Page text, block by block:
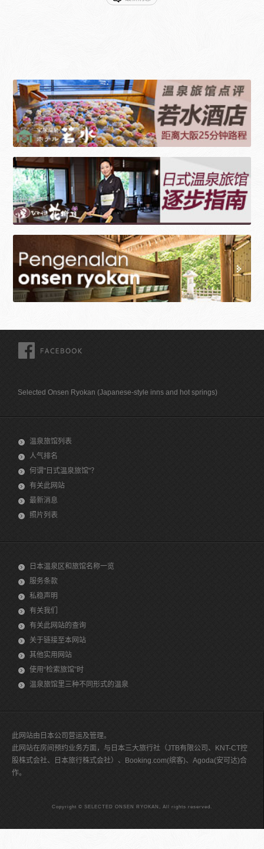
Selected Onsen Ryokan (Japanese-style inns and hot springs)
温泉旅馆列表
人气排名
何谓"日式温泉旅馆"？
有关此网站
最新消息
照片列表
日本温泉区和旅馆名称一览
服务条款
私稳声明
有关我们
有关此网站的查询
关于链接至本网站
其他实用网站
使用“检索旅馆”时
温泉旅馆里三种不同形式的温泉
此网站由日本公司营运及管理。
此网站在房间预约业务方面，与日本三大旅行社（JTB有限公司、KNT-CT控
股株式会社、日本旅行株式会社）、Booking.com(缤客)、Agoda(安可达)合
作。
Copyright © SELECTED ONSEN RYOKAN, All rights reserved.